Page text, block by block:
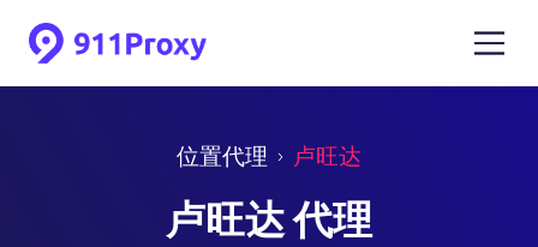
位置代理 卢旺达
卢旺达 代理